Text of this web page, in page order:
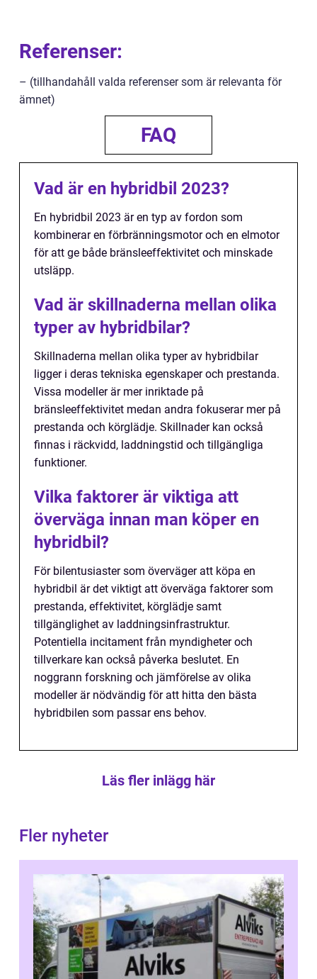
Referenser:
– (tillhandahåll valda referenser som är relevanta för
ämnet)
FAQ
Vad är en hybridbil 2023?
En hybridbil 2023 är en typ av fordon som
kombinerar en förbränningsmotor och en elmotor
för att ge både bränsleeffektivitet och minskade
utsläpp.
Vad är skillnaderna mellan olika
typer av hybridbilar?
Skillnaderna mellan olika typer av hybridbilar
ligger i deras tekniska egenskaper och prestanda.
Vissa modeller är mer inriktade på
bränsleeffektivitet medan andra fokuserar mer på
prestanda och körglädje. Skillnader kan också
finnas i räckvidd, laddningstid och tillgängliga
funktioner.
Vilka faktorer är viktiga att
överväga innan man köper en
hybridbil?
För bilentusiaster som överväger att köpa en
hybridbil är det viktigt att överväga faktorer som
prestanda, effektivitet, körglädje samt
tillgänglighet av laddningsinfrastruktur.
Potentiella incitament från myndigheter och
tillverkare kan också påverka beslutet. En
noggrann forskning och jämförelse av olika
modeller är nödvändig för att hitta den bästa
hybridbilen som passar ens behov.
Läs fler inlägg här
Fler nyheter